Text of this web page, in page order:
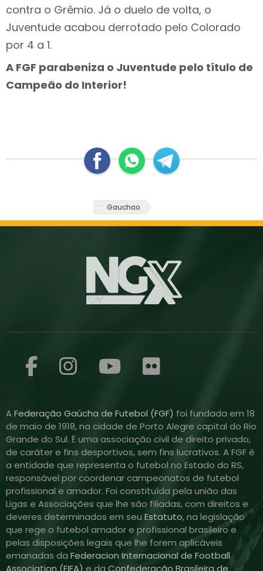
contra o Grêmio. Já o duelo de volta, o
Juventude acabou derrotado pelo Colorado
por 4 a 1.
A FGF parabeniza o Juventude pelo título de
Campeão do Interior!
Gauchao
AFederação Gaúcha de Futebol (FGF) foi fundada em 18
de maio de 1918, na cidade de Porto Alegre capital do Rio
Grande do Sul. É uma associação civil de direito privado,
de caráter e fins desportivos, sem fins lucrativos. A FGF é
a entidade que representa o futebol no Estado do RS,
responsável por coordenar campeonatos de futebol
profissional e amador. Foi constituída pela união das
Ligas e Associações que lhe são filiadas, com direitos e
deveres determinados em seu Estatuto, na legislação
que rege o futebol amador e profissional brasileiro e
pelas disposições legais que lhe forem aplicáveis
emanadas da Federacion Internacional de Football
Association (FIFA) e da Confederação Brasileira de